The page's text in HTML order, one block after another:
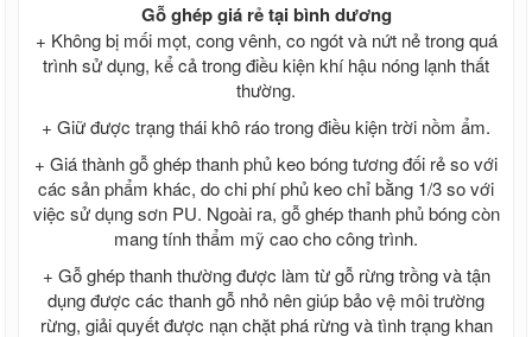
Ván ép phủ keo đỏ, ván cốp pha phủ keo,
giá ván ép phủ keo đỏ
Xà gồ chữ C, Xà gồ Z
Xà gồ chữ C mạ kẽm Z80
Xà gồ chữ C thép đen
Xà gồ chữ C mạ kẽm Hoa Sen Z120
Xà gồ chữ C mạ kẽm Hoa Sen Z275
Xà gồ chữ C Hoa Sen thép đen
Xà gồ chữ C
Xà gồ chữ C Hòa Phát
Xà gồ Z Hoa Sen
Xà gồ Z Hòa Phát
Xà gồ Z mạ kẽm Hoa Sen Z120...
Gỗ ghép giá rẻ tại bình dương
+ Không bị mối mọt, cong vênh, co ngót và nứt nẻ trong quá
trình sử dụng, kể cả trong điều kiện khí hậu nóng lạnh thất
thường.
+ Giữ được trạng thái khô ráo trong điều kiện trời nồm ẩm.
+ Giá thành gỗ ghép thanh phủ keo bóng tương đối rẻ so với
các sản phẩm khác, do chi phí phủ keo chỉ bằng 1/3 so với
việc sử dụng sơn PU. Ngoài ra, gỗ ghép thanh phủ bóng còn
mang tính thẩm mỹ cao cho công trình.
+ Gỗ ghép thanh thường được làm từ gỗ rừng trồng và tận
dụng được các thanh gỗ nhỏ nên giúp bảo vệ môi trường
rừng, giải quyết được nạn chặt phá rừng và tình trạng khan